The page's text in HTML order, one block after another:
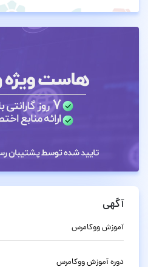
آگهی
آموزش ووکامرس
دوره آموزش ووکامرس